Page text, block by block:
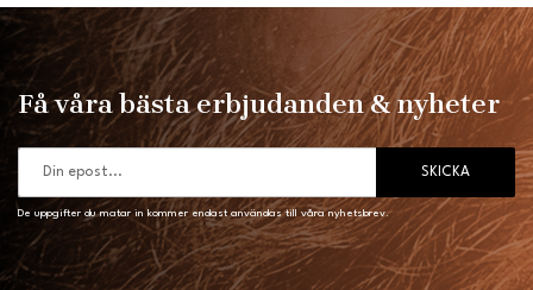
Få våra bästa erbjudanden & nyheter
SKICKA
De uppgifter du matar in kommer endast användas till våra nyhetsbrev.